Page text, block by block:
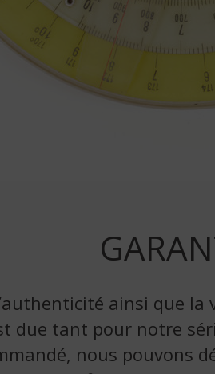
ainsi que la
due tant pour notre
nous pouvons